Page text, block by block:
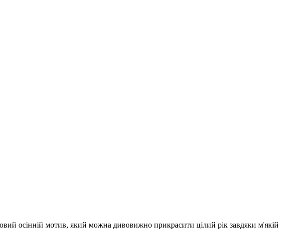
осінній мотив, який можна дивовижно прикрасити цілий рік завдяки м'якій